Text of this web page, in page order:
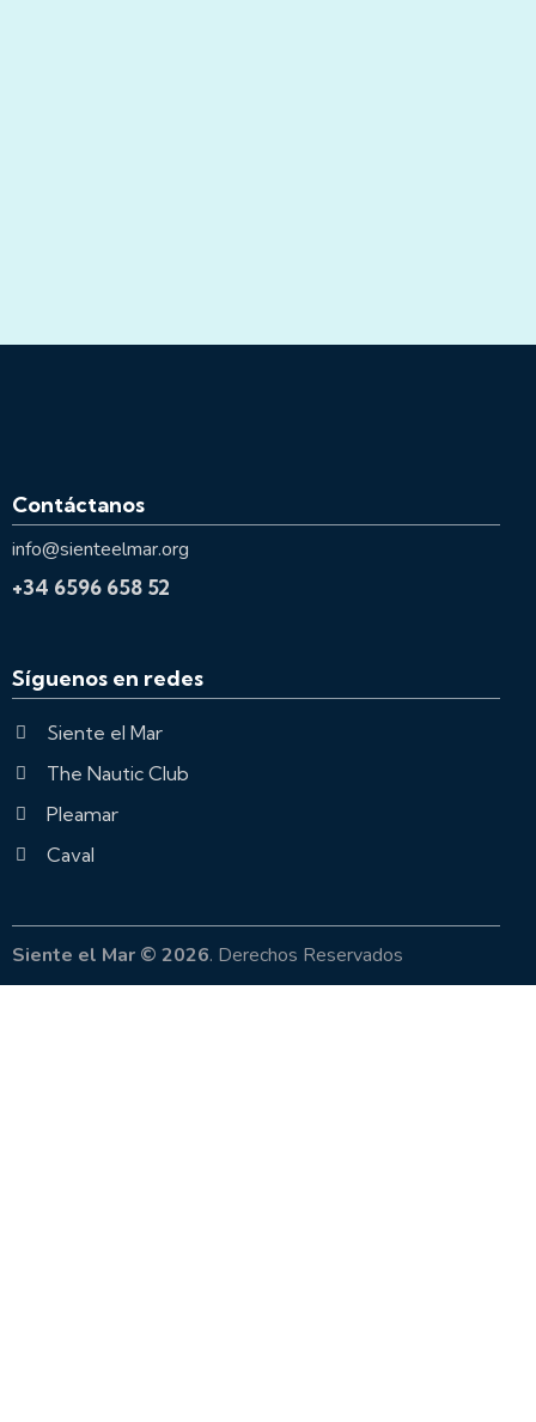
Contáctanos
info@sienteelmar.org
+34 6596 658 52
Síguenos en redes
Siente el Mar
The Nautic Club
Pleamar
Caval
Siente el Mar © 2026. Derechos Reservados